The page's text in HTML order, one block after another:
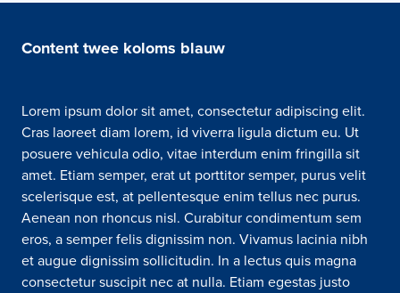
Content twee koloms blauw
Lorem ipsum dolor sit amet, consectetur adipiscing elit.
Cras laoreet diam lorem, id viverra ligula dictum eu. Ut
posuere vehicula odio, vitae interdum enim fringilla sit
amet. Etiam semper, erat ut porttitor semper, purus velit
scelerisque est, at pellentesque enim tellus nec purus.
Aenean non rhoncus nisl. Curabitur condimentum sem
eros, a semper felis dignissim non. Vivamus lacinia nibh
et augue dignissim sollicitudin. In a lectus quis magna
consectetur suscipit nec at nulla. Etiam egestas justo